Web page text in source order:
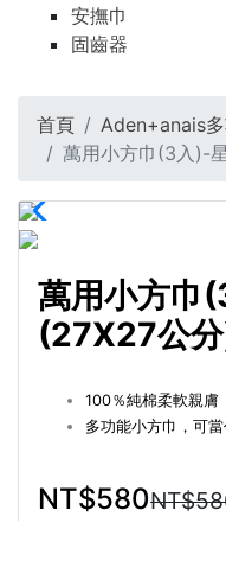
安撫巾
固齒器
首頁
Aden+anais
萬用小方巾(3入)-
萬用小方巾
(27X27公
100％純棉柔軟親膚
多功能小方巾，可
NT$580